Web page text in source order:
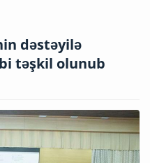
dəstəyilə
təşkil olunub